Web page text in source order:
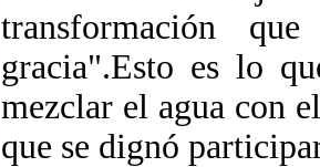
transformación
gracia".Esto es lo
mezclar el agua con
que se dignó